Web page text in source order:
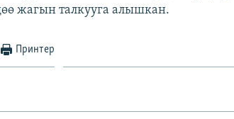
жагын талкууга алышкан.
Принтер